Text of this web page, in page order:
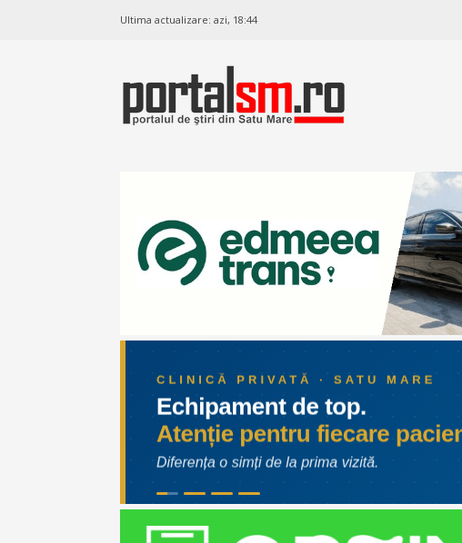
Ultima actualizare: azi, 18:44